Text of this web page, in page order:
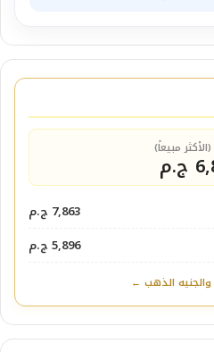
7,863 ج.م
5,896 ج.م
والجنيه الذهب ←